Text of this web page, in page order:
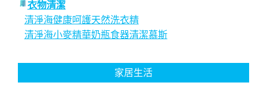
衣物清潔
清淨海健康呵護天然洗衣精
清淨海小麥精華奶瓶食器清潔慕斯
家居生活